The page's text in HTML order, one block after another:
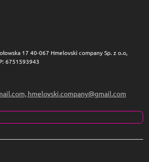
17 40-067 Hmelovski company Sp. z o.o,
6751593943
hmelovski.company@gmail.com